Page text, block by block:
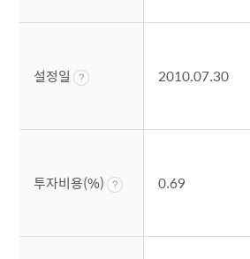
설정일 2010.07.30
투자비용(%) 0.69